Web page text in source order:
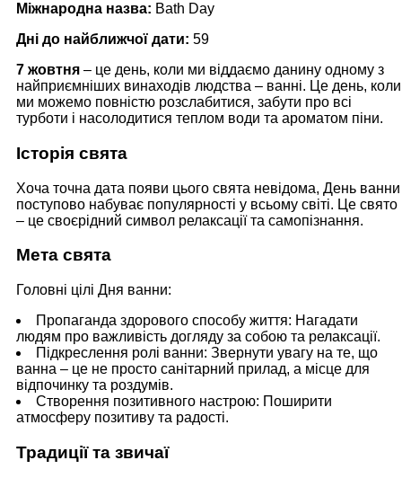
Міжнародна назва: Bath Day
Дні до найближчої дати: 59
7 жовтня – це день, коли ми віддаємо данину одному з
найприємніших винаходів людства – ванні. Це день, коли
ми можемо повністю розслабитися, забути про всі
турботи і насолодитися теплом води та ароматом піни.
Історія свята
Хоча точна дата появи цього свята невідома, День ванни
поступово набуває популярності у всьому світі. Це свято
– це своєрідний символ релаксації та самопізнання.
Мета свята
Головні цілі Дня ванни:
Пропаганда здорового способу життя: Нагадати
людям про важливість догляду за собою та релаксації.
Підкреслення ролі ванни: Звернути увагу на те, що
ванна – це не просто санітарний прилад, а місце для
відпочинку та роздумів.
Створення позитивного настрою: Поширити
атмосферу позитиву та радості.
Традиції та звичаї